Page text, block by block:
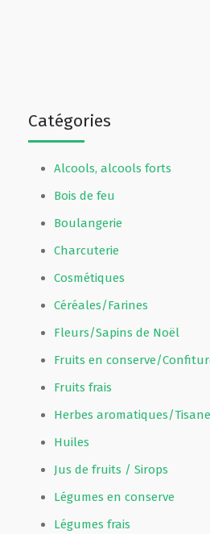
Catégories
Alcools, alcools forts
Bois de feu
Boulangerie
Charcuterie
Cosmétiques
Céréales/Farines
Fleurs/Sapins de Noël
Fruits en conserve/
Fruits frais
Herbes aromatiques/
Huiles
Jus de fruits / Sirops
Légumes en conserve
Légumes frais